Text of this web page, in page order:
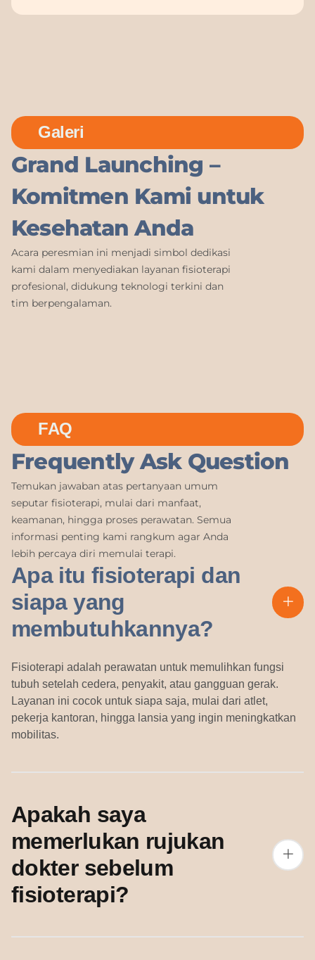
Galeri
Grand Launching –
Komitmen Kami untuk
Kesehatan Anda
Acara peresmian ini menjadi simbol dedikasi
kami dalam menyediakan layanan fisioterapi
profesional, didukung teknologi terkini dan
tim berpengalaman.
FAQ
Frequently Ask Question
Temukan jawaban atas pertanyaan umum
seputar fisioterapi, mulai dari manfaat,
keamanan, hingga proses perawatan. Semua
informasi penting kami rangkum agar Anda
lebih percaya diri memulai terapi.
Apa itu fisioterapi dan
siapa yang
membutuhkannya?
Fisioterapi adalah perawatan untuk memulihkan fungsi
tubuh setelah cedera, penyakit, atau gangguan gerak.
Layanan ini cocok untuk siapa saja, mulai dari atlet,
pekerja kantoran, hingga lansia yang ingin meningkatkan
mobilitas.
Apakah saya
memerlukan rujukan
dokter sebelum
fisioterapi?